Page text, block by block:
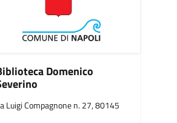
Domenico
Luigi Compagnone n. 27, 80145